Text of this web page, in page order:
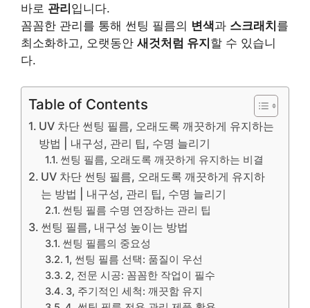
바로 관리입니다.
꼼꼼한 관리를 통해 썬팅 필름의 변색과 스크래치를
최소화하고, 오랫동안 새것처럼 유지할 수 있습니
다.
Table of Contents
UV 차단 썬팅 필름, 오래도록 깨끗하게 유지하는
방법 | 내구성, 관리 팁, 수명 늘리기
썬팅 필름, 오래도록 깨끗하게 유지하는 비결
UV 차단 썬팅 필름, 오래도록 깨끗하게 유지하
는 방법 | 내구성, 관리 팁, 수명 늘리기
썬팅 필름 수명 연장하는 관리 팁
썬팅 필름, 내구성 높이는 방법
썬팅 필름의 중요성
1, 썬팅 필름 선택: 품질이 우선
2, 전문 시공: 꼼꼼한 작업이 필수
3, 주기적인 세척: 깨끗함 유지